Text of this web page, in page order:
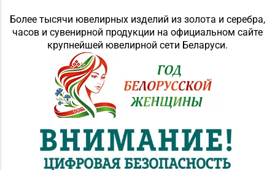
Более тысячи ювелирных изделий из золота и серебра,
часов и сувенирной продукции на официальном сайте
крупнейшей ювелирной сети Беларуси.